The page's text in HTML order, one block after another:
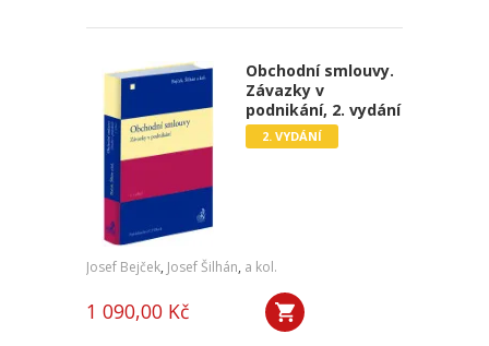
Obchodní smlouvy.
Závazky v
podnikání, 2. vydání
2. VYDÁNÍ
Josef Bejček, Josef Šilhán, a kol.
1 090,00 Kč